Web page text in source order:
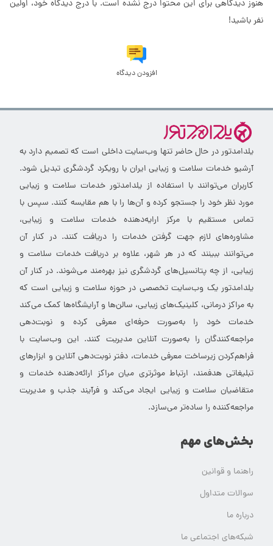
هنوز دیدگاهی برای این محتوا درج نشده است. با درج دیدگاه خود، اولین
نفر باشید!
افزودن دیدگاه
یلدامدتور در حال حاضر تنها وب‌سایت داخلی است که تصمیم دارد به
آرشیو خدمات سلامت و زیبایی ایران با رویکرد گردشگری تبدیل شود.
کاربران می‌توانند با استفاده از یلدامدتور خدمات سلامت و زیبایی
مورد نظر خود را جستجو کرده و آن‌ها را با هم مقایسه کنند. سپس با
تماس مستقیم با مرکز ارایه‌دهنده خدمات سلامت و زیبایی،
مشاوره‌های لازم جهت گرفتن خدمات را دریافت کنند. در کنار آن
می‌توانند ببینند که در هر شهر، علاوه بر دریافت خدمات سلامت و
زیبایی، از چه پتانسیل‌های گردشگری نیز بهره‌مند می‌شوند. در کنار آن
یلدامدتور یک وب‌سایت تخصصی در حوزه سلامت و زیبایی است که
به مراکز درمانی، کلینیک‌های زیبایی، سالن‌ها و آرایشگاه‌ها کمک می‌کند
خدمات خود را به‌صورت حرفه‌ای معرفی کرده و نوبت‌دهی
مراجعه‌کنندگان را به‌صورت آنلاین مدیریت کنند. این وب‌سایت با
فراهم‌کردن زیرساخت معرفی خدمات، دفتر نوبت‌دهی آنلاین و ابزارهای
تبلیغاتی هدفمند، ارتباط موثرتری میان مراکز ارائه‌دهنده خدمات و
متقاضیان سلامت و زیبایی ایجاد می‌کند و فرآیند جذب و مدیریت
مراجعه‌کننده را ساده‌تر می‌سازد.
بخش‌های مهم
راهنما و قوانین
سوالات متداول
درباره ما
شبکه‌های اجتماعی ما